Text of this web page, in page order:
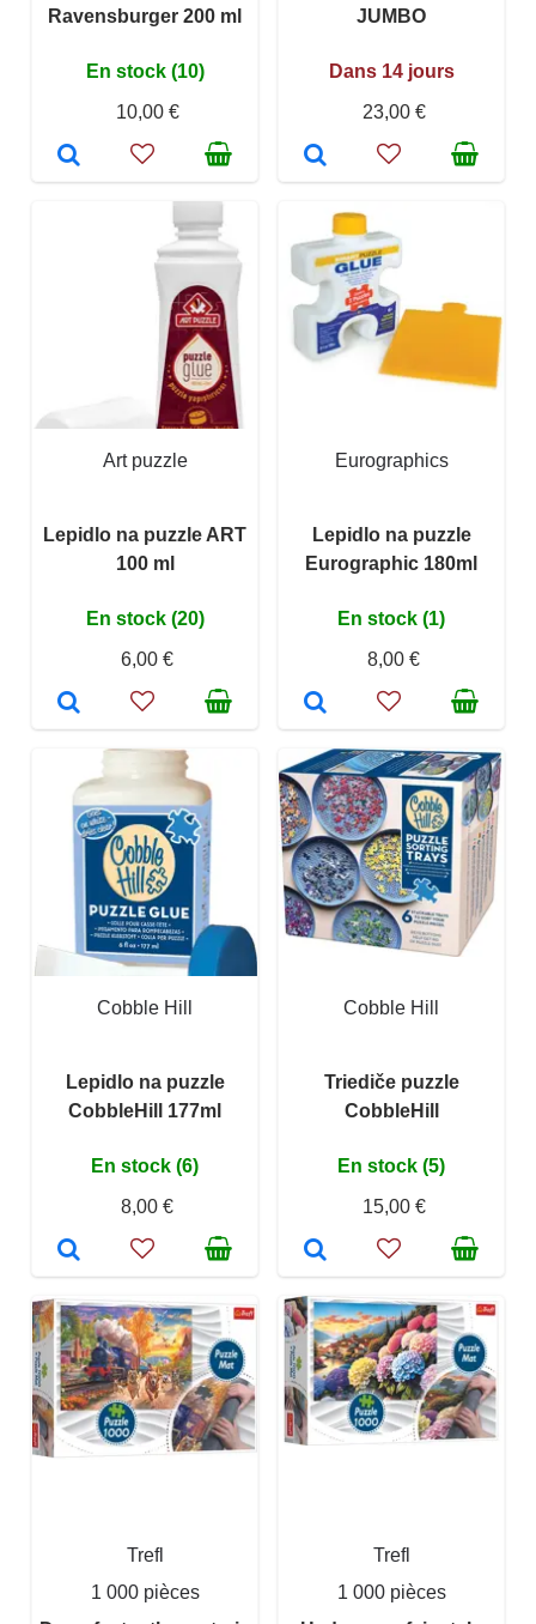
Ravensburger 200 ml
En stock (10)
10,00 €
JUMBO
Dans 14 jours
23,00 €
Art puzzle
Lepidlo na puzzle ART
100 ml
En stock (20)
6,00 €
Eurographics
Lepidlo na puzzle
Eurographic 180ml
En stock (1)
8,00 €
Cobble Hill
Lepidlo na puzzle
CobbleHill 177ml
En stock (6)
8,00 €
Cobble Hill
Triediče puzzle
CobbleHill
En stock (5)
15,00 €
Trefl
1 000 pièces
Trefl
1 000 pièces